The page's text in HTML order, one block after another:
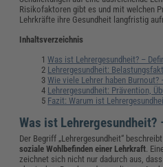
Risikofaktoren gibt es und mit welchen
Lehrkräfte ihre Gesundheit langfristig
Inhaltsverzeichnis
Was ist Lehrergesundheit? –
Lehrergesundheit:
Wie viele Lehrer haben
Lehrergesundheit: Prävention,
Fazit: Warum ist
Was ist Lehrergesundheit?
Der Begriff „Lehrergesundheit“
soziale Wohlbefinden einer Lehrkraft.
zeichnet sich nicht nur dadurch aus,